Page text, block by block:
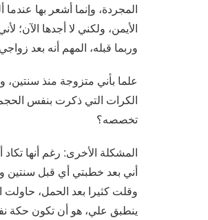
المجردة، وإنما أشعر بها
الأيمن، ولكني لا أجدها
وربما قبله، المهم أنه بعد
علما بأني متزوجة منذ
الكرات التي ذكرت بنفس الحجم
تخصصه؟
المشكلة الأخرى: رغم أنها
أني بعد خطبتي أي قبل
وقلت كثيرا بعد الحمل،
ينطبق علي، هو أن تكون حكة